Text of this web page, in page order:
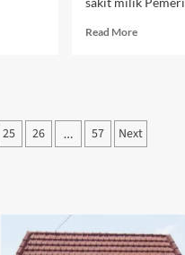
Read MoreRead
Magetan
Lengkapi
Holter
ECG,
Deteksi
25 26 … 57 Next